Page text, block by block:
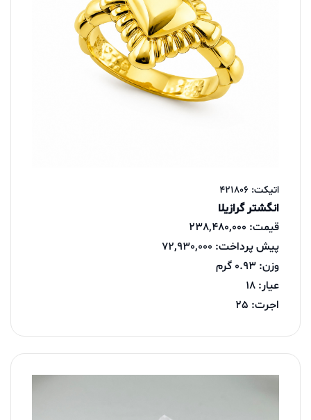
اتیکت: 421806
انگشتر گرازیلا
قیمت: 238,480,000
پیش پرداخت: 72,930,000
وزن: 0.93 گرم
عیار: 18
اجرت: 25